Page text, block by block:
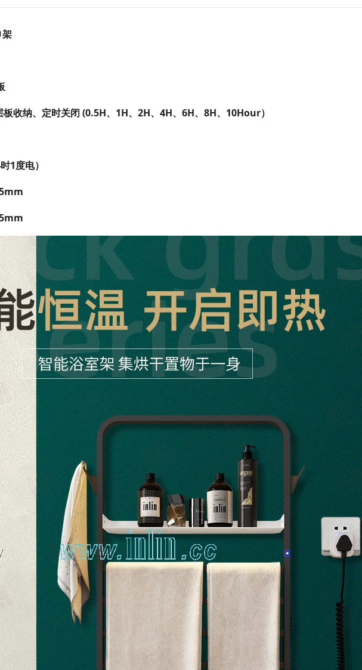
架
层板收纳、定时关闭 (0.5H、1H、2H、4H、6H、8H、10Hour
度电）